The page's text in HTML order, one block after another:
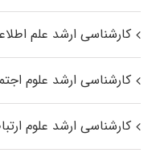
کارشناسی ارشد علم
کارشناسی ارشد علوم
کارشناسی ارشد علوم